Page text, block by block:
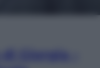
Giorgia –